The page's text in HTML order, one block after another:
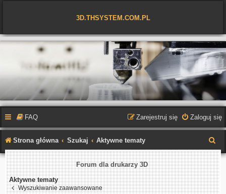
3D.THSYSTEM.COM.PL
FAQ Zaloguj się
Zarejestruj się
Strona główna Szukaj Aktywne tematy
z
Forum dla drukarzy 3D
Aktywne tematy
Wyszukiwanie zaawansowane